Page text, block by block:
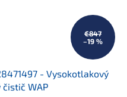
€847
–19 %
- Vysokotlakový
WAP